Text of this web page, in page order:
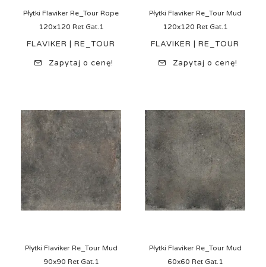
Płytki Flaviker Re_Tour Rope
120x120 Ret Gat.1
FLAVIKER | RE_TOUR
Zapytaj o cenę!
Płytki Flaviker Re_Tour Mud
120x120 Ret Gat.1
FLAVIKER | RE_TOUR
Zapytaj o cenę!
Płytki Flaviker Re_Tour Mud
90x90 Ret Gat.1
Płytki Flaviker Re_Tour Mud
60x60 Ret Gat.1